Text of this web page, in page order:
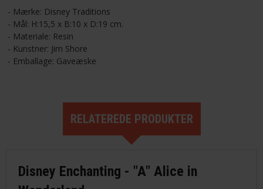
- Mærke: Disney Traditions
- Mål: H:15,5 x B:10 x D:19 cm.
- Materiale: Resin
- Kunstner: Jim Shore
- Emballage: Gaveæske
RELATEREDE PRODUKTER
Disney Enchanting - "A" Alice in